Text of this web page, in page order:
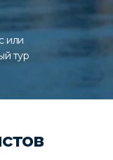
или
тур